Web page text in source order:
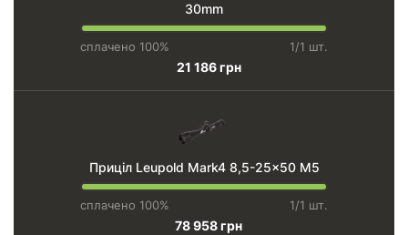
30mm
сплачено 100% 1/1 шт.
21 186 грн
Приціл Leupold Mark4 8,5-25x50 M5
сплачено 100% 1/1 шт.
78 958 грн